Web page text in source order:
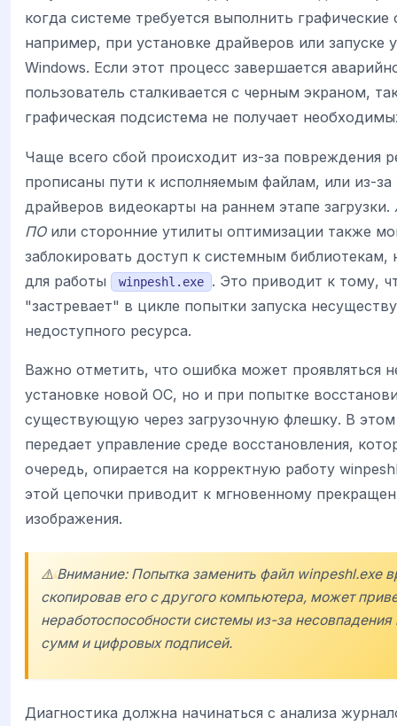
когда системе требуется выполнить графические
например, при установке драйверов или запуске
Windows. Если этот процесс завершается
пользователь сталкивается с черным экраном,
графическая подсистема не получает
Чаще всего сбой происходит из-за повреждения
прописаны пути к исполняемым файлам, или из-за
драйверов видеокарты на раннем этапе загрузки.
ПОили сторонние утилиты оптимизации также
заблокировать доступ к системным
для работы
winpeshl.exe
. Это приводит к тому,
"застревает" в цикле попытки запуска
недоступного ресурса.
Важно отметить, что ошибка может проявляться
установке новой ОС, но и при попытке
существующую через загрузочную флешку. В
передает управление среде восстановления,
очередь, опирается на корректную работу
этой цепочки приводит к мгновенному
изображения.
⚠️ Внимание: Попытка заменить файл winpeshl.exe
скопировав его с другого компьютера, может
неработоспособности системы из-за несовпадения
сумм и цифровых подписей.
Диагностика должна начинаться с анализа